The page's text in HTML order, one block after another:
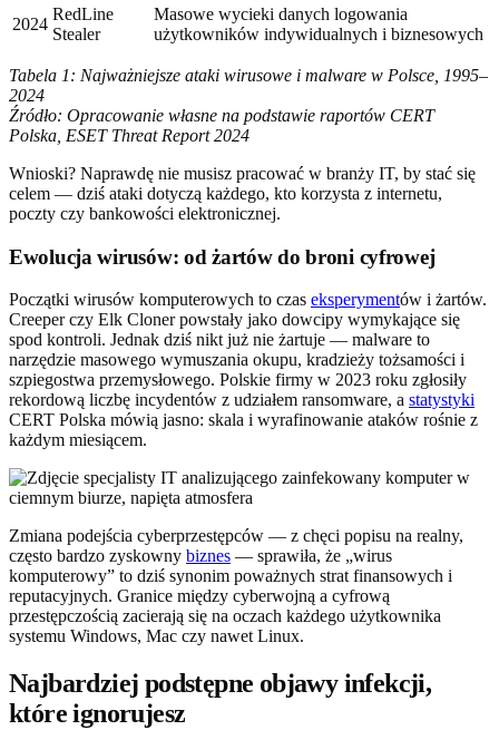
2024
RedLine
Stealer
Masowe wycieki danych logowania
użytkowników indywidualnych i biznesowych
Tabela 1: Najważniejsze ataki wirusowe i malware w Polsce, 1995–
2024
Źródło: Opracowanie własne na podstawie raportów CERT
Polska, ESET Threat Report 2024
Wnioski? Naprawdę nie musisz pracować w branży IT, by stać się
celem — dziś ataki dotyczą każdego, kto korzysta z internetu,
poczty czy bankowości elektronicznej.
Ewolucja wirusów: od żartów do broni cyfrowej
Początki wirusów komputerowych to czas eksperymentów i żartów.
Creeper czy Elk Cloner powstały jako dowcipy wymykające się
spod kontroli. Jednak dziś nikt już nie żartuje — malware to
narzędzie masowego wymuszania okupu, kradzieży tożsamości i
szpiegostwa przemysłowego. Polskie firmy w 2023 roku zgłosiły
rekordową liczbę incydentów z udziałem ransomware, a statystyki
CERT Polska mówią jasno: skala i wyrafinowanie ataków rośnie z
każdym miesiącem.
Zmiana podejścia cyberprzestępców — z chęci popisu na realny,
często bardzo zyskowny biznes — sprawiła, że „wirus
komputerowy” to dziś synonim poważnych strat finansowych i
reputacyjnych. Granice między cyberwojną a cyfrową
przestępczością zacierają się na oczach każdego użytkownika
systemu Windows, Mac czy nawet Linux.
Najbardziej podstępne objawy infekcji,
które ignorujesz